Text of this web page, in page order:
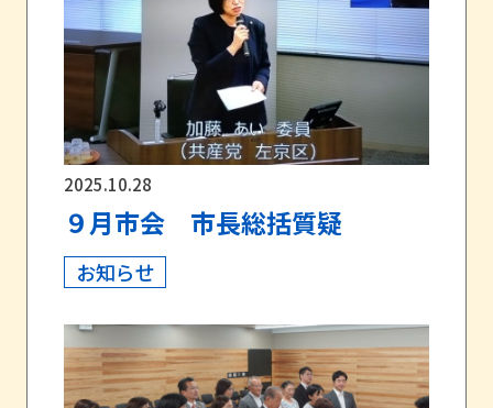
2025.10.28
９月市会 市長総括質疑
お知らせ